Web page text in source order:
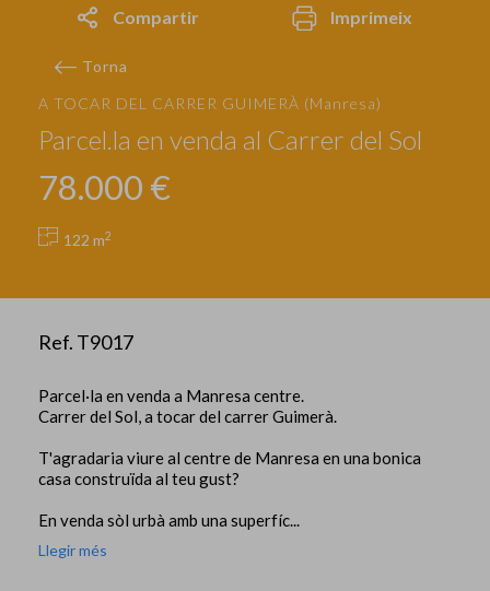
Compartir Imprimeix
Torna
A TOCAR DEL CARRER GUIMERÀ (Manresa)
Parcel.la en venda al Carrer del Sol
78.000 €
122 m2
Ref. T9017
Parcel·la en venda a Manresa centre.
Carrer del Sol, a tocar del carrer Guimerà.
T'agradaria viure al centre de Manresa en una bonica
casa construïda al teu gust?
En venda sòl urbà amb una superfíc...
Llegir més